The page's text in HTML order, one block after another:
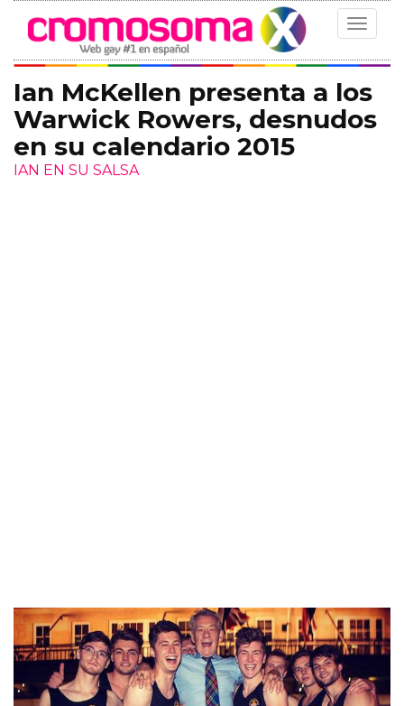
Toggle
Ian McKellen presenta a los
Warwick Rowers, desnudos
en su calendario 2015
IAN EN SU SALSA